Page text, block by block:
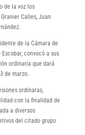
de la voz los
Calles, Juan
de la Cámara de
convocó a sus
ordinaria que dará
de marzo.
ordinaras,
con la finalidad de
a diversos
del citado grupo